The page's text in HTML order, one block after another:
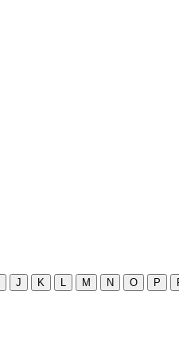
J K M N O P